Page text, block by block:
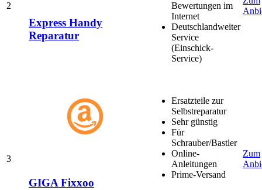
2
Express Handy
Reparatur
Bewertungen im
Internet
Deutschlandweiter
Service
(Einschick-
Service)
3
GIGA Fixxoo
Ersatzteile zur
Selbstreparatur
Sehr günstig
Für
Schrauber/Bastler
Online-
Anleitungen
Prime-Versand
Zum